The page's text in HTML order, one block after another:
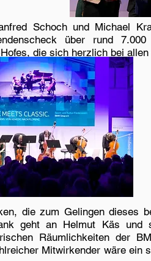
Schoch und Michael
über rund
die sich herzlich bei
die zum Gelingen dieses
geht an Helmut Käs und
Räumlichkeiten der
Mitwirkender wäre ein